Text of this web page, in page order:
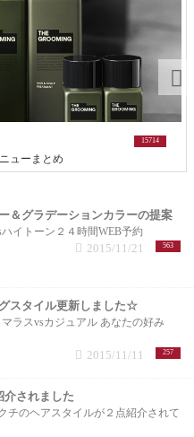
15714
ューまとめ
＆グラデーションカラーの提案
イトーン２４時間WEB予約
563
2015/11/21
スタイル更新しました☆
ラスvsカジュアル あなたの好み
257
2015/11/11
されました
チのヘアスタイルが２点紹介されて